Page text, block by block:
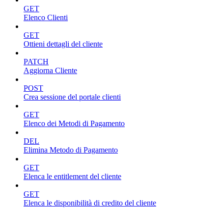
GET
Elenco Clienti
GET
Ottieni dettagli del cliente
PATCH
Aggiorna Cliente
POST
Crea sessione del portale clienti
GET
Elenco dei Metodi di Pagamento
DEL
Elimina Metodo di Pagamento
GET
Elenca le entitlement del cliente
GET
Elenca le disponibilità di credito del cliente